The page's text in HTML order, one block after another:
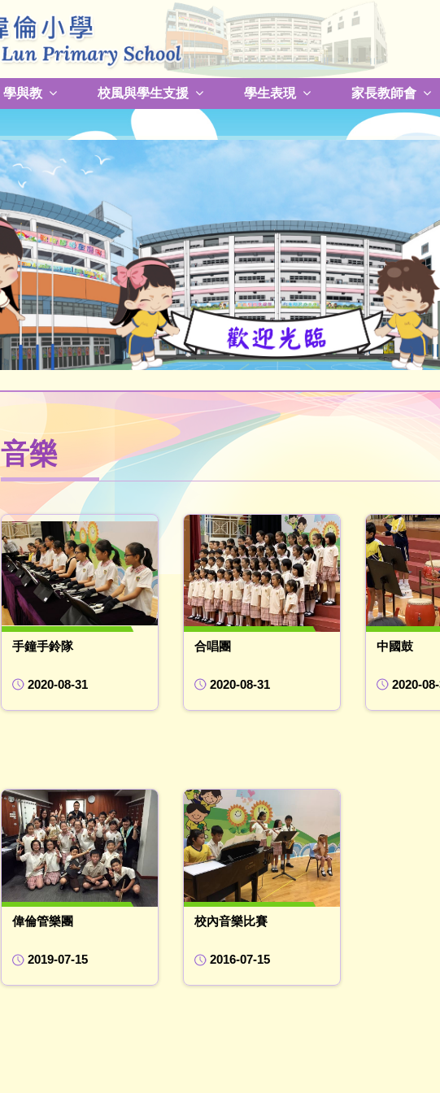
學與教 校風與學生支援 學生表現 家長教師會
音樂
手鐘手鈴隊
2020-08-31
合唱團
2020-08-31
中國鼓
2020-
偉倫管樂團
2019-07-15
校內音樂比賽
2016-07-15